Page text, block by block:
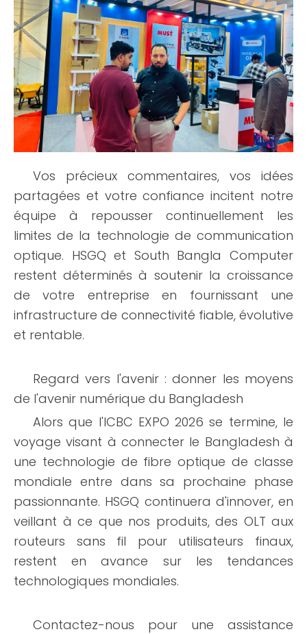
Vos précieux commentaires, vos idées
partagées et votre confiance incitent notre
équipe à repousser continuellement les
limites de la technologie de communication
optique. HSGQ et South Bangla Computer
restent déterminés à soutenir la croissance
de votre entreprise en fournissant une
infrastructure de connectivité fiable, évolutive
et rentable.
Regard vers l'avenir : donner les moyens
de l'avenir numérique du Bangladesh
Alors que l'ICBC EXPO 2026 se termine, le
voyage visant à connecter le Bangladesh à
une technologie de fibre optique de classe
mondiale entre dans sa prochaine phase
passionnante. HSGQ continuera d'innover, en
veillant à ce que nos produits, des OLT aux
routeurs sans fil pour utilisateurs finaux,
restent en avance sur les tendances
technologiques mondiales.
Contactez-nous pour une assistance